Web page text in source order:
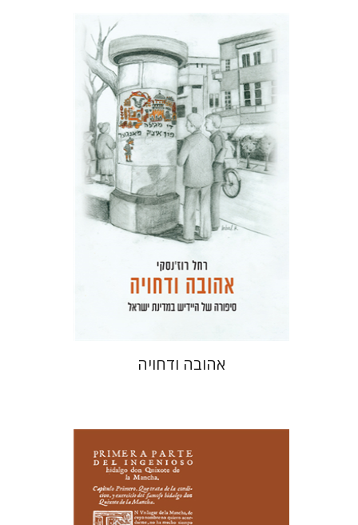
רחל רוז'נסקי
דוד בן-נחום
הנחת אתר ספר מודפס
$46
אהובה ודחויה